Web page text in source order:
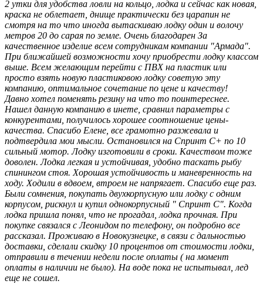
2 утки для удобства ловли на кольцо, лодка и сейчас как новая,
краска не облетает, днище практически без царапин не
смотря на то что иногда вытаскиваю лодку один и волочу
метров 20 до сарая по земле. Очень благодарен За
качественное изделие всем сотрудникам компании "Армада".
При ближайшей возможности хочу приобрести лодку классом
выше. Всем желающим перейти с ПВХ на пластик или
просто взять новую пластиковою лодку советую эту
компанию, оптимальное сочетание по цене и качеству!
Давно хотел поменять резину на что то поинтереснее.
Нашел данную компанию в инете, сравнил параметры с
конкурентами, получилось хорошее соотношение цены-
качества. Спасибо Елене, все грамотно разжевала и
подтвердила мои мысли. Остановился на Спринт С+ по 10
сильный мотор. Лодку изготовили в сроки. Качеством тоже
доволен. Лодка легкая и устойчивая, удобно таскать рыбу
спинингом стоя. Хорошая устойчивость и маневренность на
ходу. Ходили в вдвоем, втроем не напрягает. Спасибо еще раз.
Были сомнения, покупать двухкорпусную или лодку с одним
корпусом, рискнул и купил однокорпусный " Спринт С". Когда
лодка пришла понял, что не прогадал, лодка прочная. При
покупке связался с Леонидом по телефону, он подробно все
рассказал. Проживаю в Новокузнецке, в связи с дальностью
доставки, сделали скидку 10 процентов от стоимости лодки,
отправили в течении недели после оплаты ( на момент
оплаты в наличии не было). На воде пока не испытывал, лед
еще не сошел.